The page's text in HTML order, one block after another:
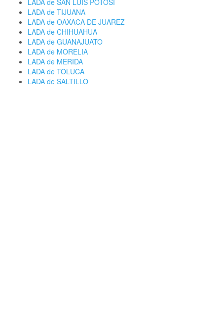
LADA de SAN LUIS POTOSI
LADA de TIJUANA
LADA de OAXACA DE JUAREZ
LADA de CHIHUAHUA
LADA de GUANAJUATO
LADA de MORELIA
LADA de MERIDA
LADA de TOLUCA
LADA de SALTILLO